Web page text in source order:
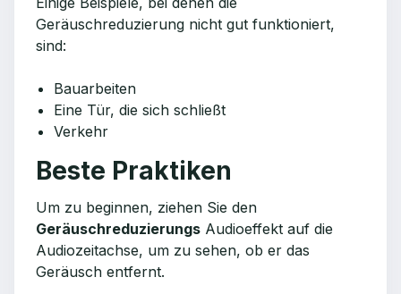
Geräuschreduzierung nicht gut funktioniert,
sind:
Bauarbeiten
Eine Tür, die sich schließt
Verkehr
Beste Praktiken
Um zu beginnen, ziehen Sie den
Geräuschreduzierungs Audioeffekt auf die
Audiozeitachse, um zu sehen, ob er das
Geräusch entfernt.